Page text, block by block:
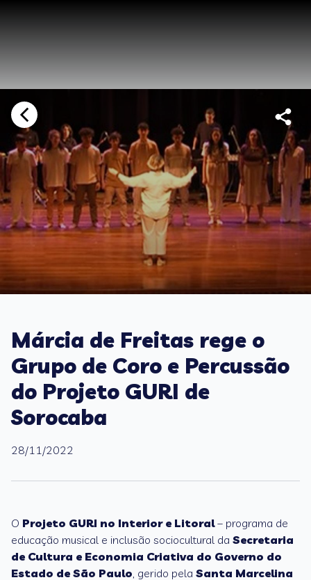
Márcia de Freitas rege o
Grupo de Coro e Percussão
do Projeto GURI de
Sorocaba
28/11/2022
O Projeto GURI no Interior e Litoral– programa de
educação musical e inclusão sociocultural da Secretaria
de Cultura e Economia Criativa do Governo do
Estado de São Paulo, gerido pela Santa Marcelina